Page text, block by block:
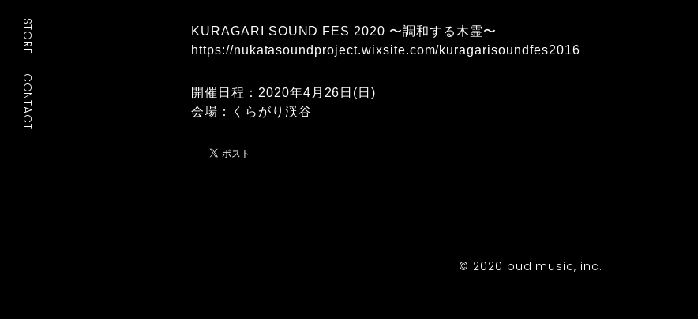
STORE
CONTACT
KURAGARI SOUND FES 2020 〜調和する木霊〜
https://nukatasoundproject.wixsite.com/kuragarisoundfes2016
開催日程：2020年4月26日(日)
会場：くらがり渓谷
© 2020 bud music, inc.